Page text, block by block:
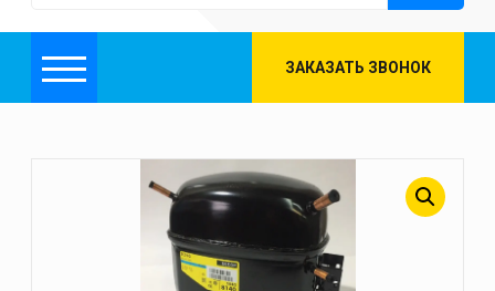
Меню ЗАКАЗАТЬ ЗВОНОК